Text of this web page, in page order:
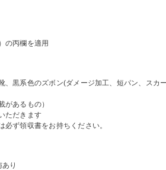
の丙欄を適用
、黒系色のズボン(ダメージ加工、短パン、スカ
があるもの）
ただきます
ず領収書をお持ちください。
り